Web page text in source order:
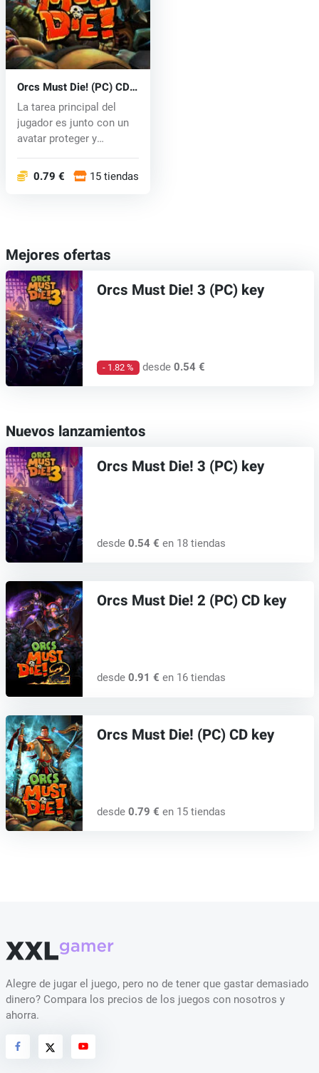
Orcs Must Die! (PC) CD
key
La tarea principal del
jugador es junto con un
avatar proteger y
0.79 € 15 tiendas
Mejores ofertas
Orcs Must Die! 3 (PC) key
- 1.82 % desde0.54 €
Nuevos lanzamientos
Orcs Must Die! 3 (PC) key
desde 0.54 € en 18 tiendas
Orcs Must Die! 2 (PC) CD key
desde 0.91 € en 16 tiendas
Orcs Must Die! (PC) CD key
desde 0.79 € en 15 tiendas
Alegre de jugar el juego, pero no de tener que gastar demasiado
dinero? Compara los precios de los juegos con nosotros y
ahorra.